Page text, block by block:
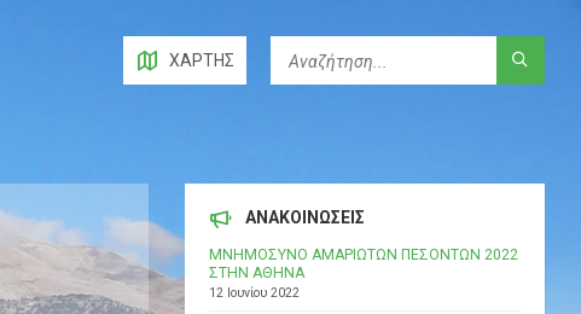
ΧΆΡΤΗΣ
ΑΝΑΚΟΙΝΩΣΕΙΣ
ΜΝΗΜΟΣΥΝΟ ΑΜΑΡΙΩΤΩΝ ΠΕΣΟΝΤΩΝ 2022
ΣΤΗΝ ΑΘΗΝΑ
12 Ιουνίου 2022